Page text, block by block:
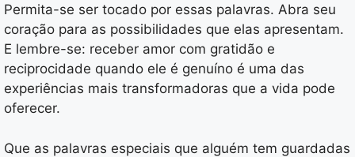
Permita-se ser tocado por essas palavras. Abra seu
coração para as possibilidades que elas apresentam.
E lembre-se: receber amor com gratidão e
reciprocidade quando ele é genuíno é uma das
experiências mais transformadoras que a vida pode
oferecer.
Que as palavras especiais que alguém tem guardadas